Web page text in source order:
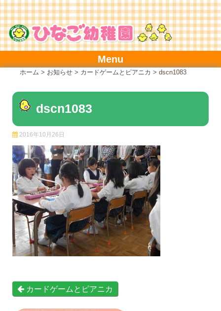
Skip
to
content
Menu
ホーム > お知らせ > カードゲームとピアニカ > dscn1083
dscn1083
2016年10月26日
カードゲームとピアニカ